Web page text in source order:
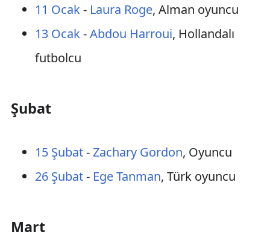
11 Ocak- Laura Roge, Alman oyuncu
13 Ocak-Abdou Harroui, Hollandalı
futbolcu
Şubat
15 Şubat-Zachary Gordon, Oyuncu
26 Şubat- Ege Tanman, Türk oyuncu
Mart